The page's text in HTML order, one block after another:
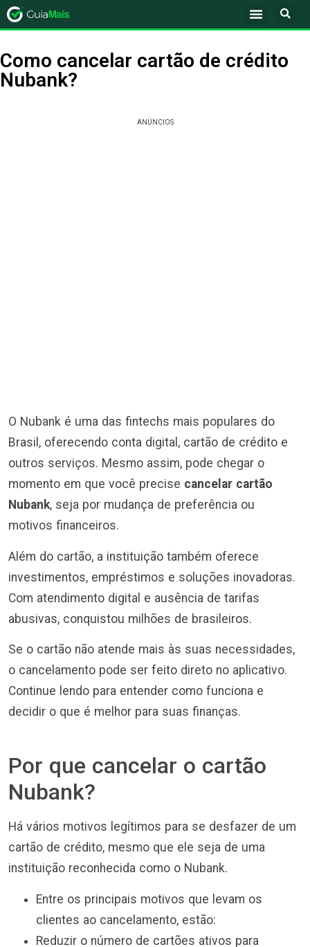
Como cancelar cartão de crédito
Nubank?
ANÚNCIOS
O Nubank é uma das fintechs mais populares do
Brasil, oferecendo conta digital, cartão de crédito e
outros serviços. Mesmo assim, pode chegar o
momento em que você precise cancelar cartão
Nubank, seja por mudança de preferência ou
motivos financeiros.
Além do cartão, a instituição também oferece
investimentos, empréstimos e soluções inovadoras.
Com atendimento digital e ausência de tarifas
abusivas, conquistou milhões de brasileiros.
Se o cartão não atende mais às suas necessidades,
o cancelamento pode ser feito direto no aplicativo.
Continue lendo para entender como funciona e
decidir o que é melhor para suas finanças.
Por que cancelar o cartão
Nubank?
Há vários motivos legítimos para se desfazer de um
cartão de crédito, mesmo que ele seja de uma
instituição reconhecida como o Nubank.
Entre os principais motivos que levam os
clientes ao cancelamento, estão:
Reduzir o número de cartões ativos para